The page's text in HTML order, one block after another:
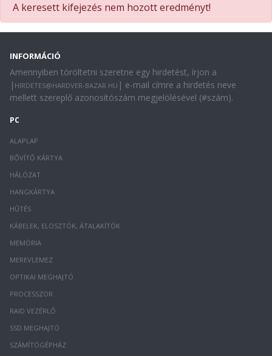
A keresett kifejezés nem hozott eredményt!
INFORMÁCIÓ
Amennyiben töröltetni szeretne egy hirdetést, írjon a
| HIRDETES@HARDVER-BAZAR.HU | e-mail címre a hirdetés neve
mellett szereplő azonosítószám megjelölésével (#szám).
PC
ALAPLAP
BŐVÍTŐ KÁRTYA
HÁLÓZAT
HANGKÁRTYA
HŰTÉS
KÁBELEK, ELOSZTÓK, ÁTALAKÍTÓK
MEMÓRIA
MEREVLEMEZ
OPTIKAI MEGHAJTÓ
PROCESSZOR
RAID VEZÉRLŐ
SSD MEGHAJTÓ
SZÁMÍTÓGÉPHÁZ